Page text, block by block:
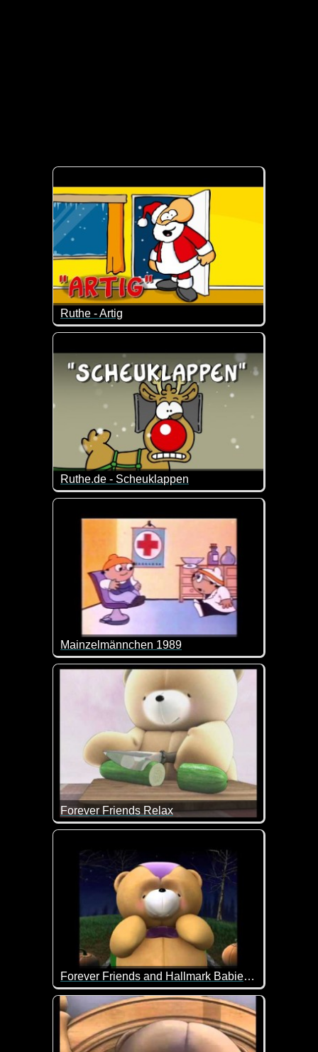
Ruthe - Artig
An wen erinnert uns dieses Video nur ;-)
Ruthe.de - Scheuklappen
Da helfen sogar die Scheuklappen nichts mehr ;-)
Mainzelmännchen 1989
Die Mainzelmännchen waren in den ersten
Forever Friends Relax
Heute einfach mal nichts tun außer relaxen ;-)
Forever Friends and Hallmark Babies wish you a special Halloween
Die Bärchen wünschen dir ein gruseliges